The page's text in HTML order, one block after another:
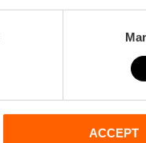
ACCEPT